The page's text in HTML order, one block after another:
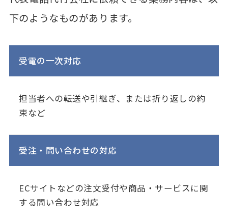
下のようなものがあります。
受電の一次対応
担当者への転送や引継ぎ、または折り返しの約
束など
受注・問い合わせの対応
ECサイトなどの注文受付や商品・サービスに関
する問い合わせ対応